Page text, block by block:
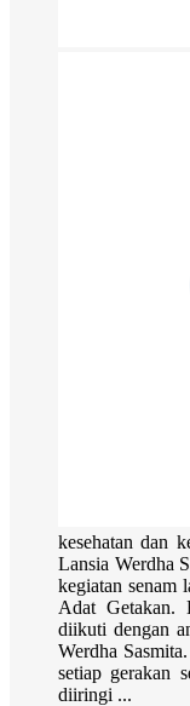
kesehatan dan
Lansia Werdha
kegiatan senam
Adat Getakan.
diikuti dengan
Werdha
setiap gerakan
diiringi ...